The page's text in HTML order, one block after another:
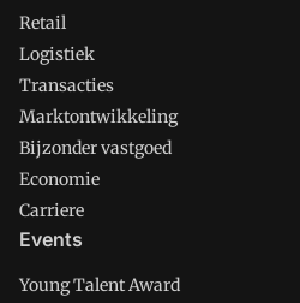
Retail
Logistiek
Transacties
Marktontwikkeling
Bijzonder vastgoed
Economie
Carriere
Events
Young Talent Award